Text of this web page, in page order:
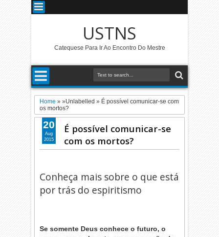
USTNS
Catequese Para Ir Ao Encontro Do Mestre
Home » »Unlabelled » É possível comunicar-se com
os mortos?
É possível comunicar-se
com os mortos?
Conheça mais sobre o que está
por trás do espiritismo
Se somente Deus conhece o futuro, o
20
Aug
2015